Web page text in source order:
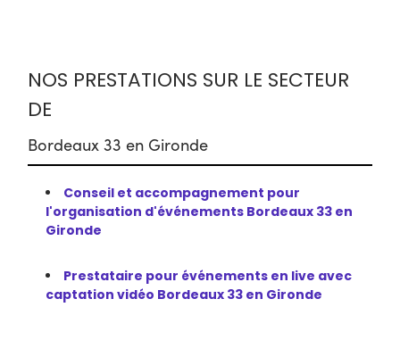
NOS PRESTATIONS SUR LE SECTEUR
DE
Bordeaux 33 en Gironde
Conseil et accompagnement pour
l'organisation d'événements Bordeaux 33 en
Gironde
Prestataire pour événements en live avec
captation vidéo Bordeaux 33 en Gironde